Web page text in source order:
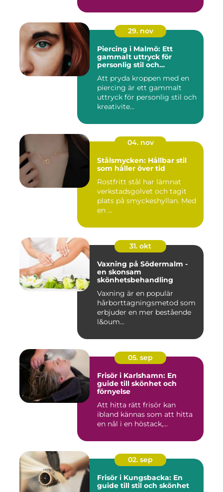
29. nov
Piercing i Malmö: Ett
gammalt uttryck för
personlig stil och
Att pryda kroppen med en
piercing är ett gammalt
uttryck för personlig stil och
kreativite...
04. nov
Stålsmycken: Hållbar stil
som håller över tid
Rostfritt stål har lämnat
verkstadsgolvet och tagit
plats på smyckeshyllan. Med
en ...
31. okt
Vaxning på Södermalm -
en skonsam
skönhetsbehandling
Vaxning är en populär
hårborttagningsmetod som
erbjuder en mer bestående
l&oum...
05. sep
Frisör i Karlshamn: En
guide till skönhet och
förnyelse
Att hitta rätt frisör kan
ibland kännas som att hitta
en nål i en höstack,...
02. sep
Frisör i Kungsbacka: En
guide till stil och skönhet